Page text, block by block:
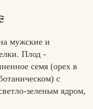
мужские и
Плод -
семя (орех в
с
зеленым ядром,